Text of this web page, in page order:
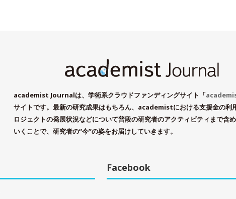
academist Journalは、学術系クラウドファンディングサイト「
サイトです。最新の研究成果はもちろん、academistにおける支援金の利
ロジェクトの発展状況などについて普段の研究者のアクティビティまで含
いくことで、研究者の“今”の姿をお届けしていきます。
Facebook